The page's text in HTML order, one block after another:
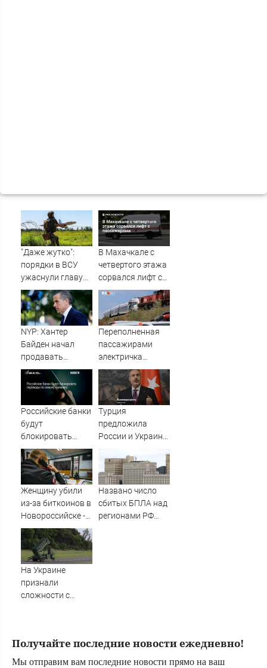
"Даже жутко":
порядки в ВСУ
ужаснули главу
британской
армии
В Махачкале с
четвертого этажа
сорвался лифт с
пассажирами
NYP: Хантер
Байден начал
продавать
собственные
картины из-за
Переполненная
пассажирами
электричка
столкнулась с
грузовым
поездом —
десятки человек
пострадали.
Видео с места ЧП
Российские банки
будут
блокировать
переводы по
новому признаку:
IVBG.ru
Турция
предложила
России и Украине
объявить
мораторий на
удары в Черном
море
Женщину убили
из-за биткоинов в
Новороссийске -
Новости на
Вести.ru
Названо число
сбитых БПЛА над
регионами РФ
На Украине
признали
сложности с
Получайте последние новости ежедневно!
Мы отправим вам последние новости прямо на ваш